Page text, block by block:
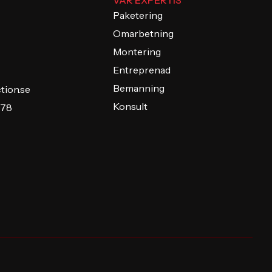
Paketering
Omarbetning
Montering
Entreprenad
Bemanning
Konsult